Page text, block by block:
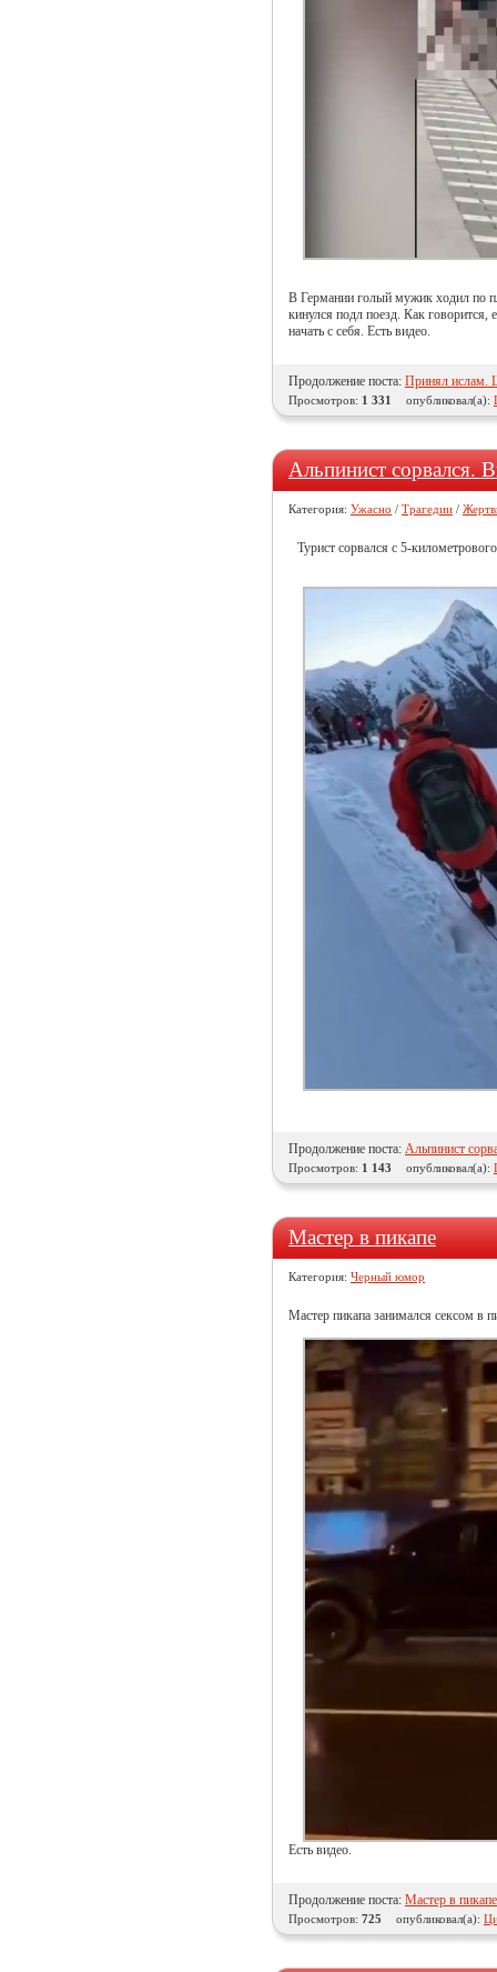
В Германии голый мужик ходил по
кинулся подл поезд. Как говорится,
начать с себя. Есть видео.
Продолжение поста: Принял ислам.
Просмотров: 1 331 опубликовал(а):
Альпинист сорвался.
Категория: Ужасно / Трагедии /
Турист сорвался с 5-
Продолжение поста: Альпинист
Просмотров: 1 143 опубликовал(а):
Мастер в пикапе
Категория: Черный юмор
Мастер пикапа занимался сексом в
Есть видео.
Продолжение поста: Мастер в пикапе
Просмотров: 725 опубликовал(а):